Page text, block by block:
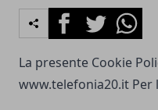
FacebookTwitter
La presente Cookie
www.telefonia20.it Per